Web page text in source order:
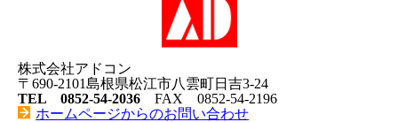
株式会社アドコン
〒690-2101島根県松江市八雲町日吉3-24
TEL 0852-54-2036 FAX 0852-54-2196
ホームページからのお問い合わせ